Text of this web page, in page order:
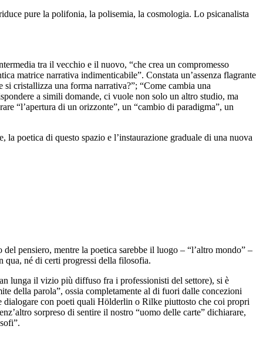
pure la polifonia, la polisemia, la cosmologia. Lo psicanalista
tra il vecchio e il nuovo, “che crea un compromesso
matrice narrativa indimenticabile”. Constata un’assenza flagrante
cristallizza una forma narrativa?”; “Come cambia una
a simili domande, ci vuole non solo un altro studio, ma
“l’apertura di un orizzonte”, un “cambio di paradigma”, un
poetica di questo spazio e l’instaurazione graduale di una nuova
pensiero, mentre la poetica sarebbe il luogo – “l’altro mondo” –
qua, né di certi progressi della filosofia.
lunga il vizio più diffuso fra i professionisti del settore), si è
della parola”, ossia completamente al di fuori dalle concezioni
dialogare con poeti quali Hölderlin o Rilke piuttosto che coi propri
sorpreso di sentire il nostro “uomo delle carte” dichiarare,